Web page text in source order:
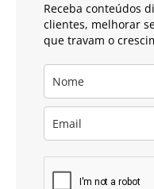
Receba conteúdos
clientes, melhorar
que travam o